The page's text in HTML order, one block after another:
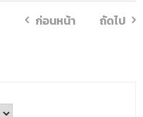
ก่อนหน้า ถัดไป